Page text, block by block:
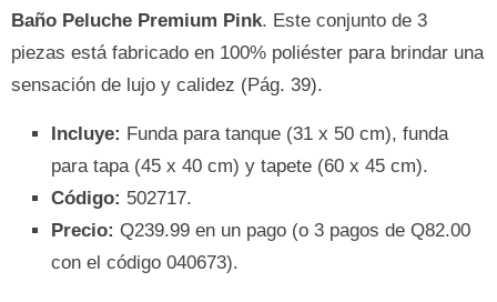
Baño Peluche Premium Pink. Este conjunto de 3
piezas está fabricado en 100% poliéster para brindar una
sensación de lujo y calidez (Pág. 39).
Incluye: Funda para tanque (31 x 50 cm), funda
para tapa (45 x 40 cm) y tapete (60 x 45 cm).
Código: 502717.
Precio: Q239.99 en un pago (o 3 pagos de Q82.00
con el código 040673).